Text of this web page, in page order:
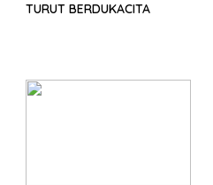
TURUT BERDUKACITA